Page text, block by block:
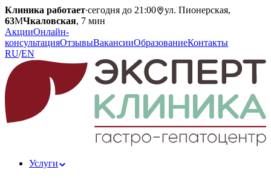
Клиника работает·сегодня до 21:00
ул. Пионерская,
63МЧкаловская, 7 мин
АкцииОнлайн-
консультацияОтзывыВакансииОбразованиеКонтакты
RU/EN
Услуги